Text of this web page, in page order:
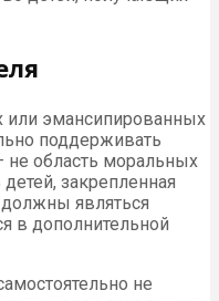
или эмансипированных
поддерживать
не область моральных
закрепленная
являться
в дополнительной
не